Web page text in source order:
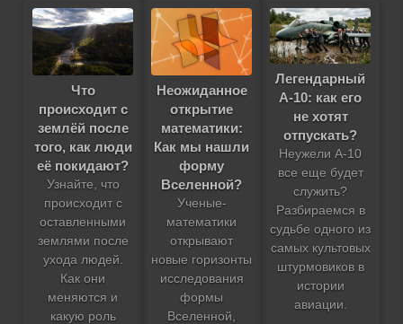
Что
происходит с
землёй после
того, как люди
её покидают?
Узнайте, что
происходит с
оставленными
землями после
ухода людей.
Как они
меняются и
какую роль
Неожиданное
открытие
математики:
Как мы нашли
форму
Вселенной?
Ученые-
математики
открывают
новые горизонты
исследования
формы
Вселенной,
Легендарный
A-10: как его
не хотят
отпускать?
Неужели A-10
все еще будет
служить?
Разбираемся в
судьбе одного из
самых культовых
штурмовиков в
истории
авиации.